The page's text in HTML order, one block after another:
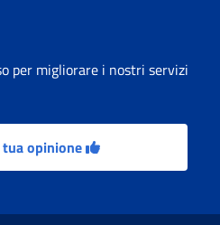
per migliorare i nostri servizi
tua opinione